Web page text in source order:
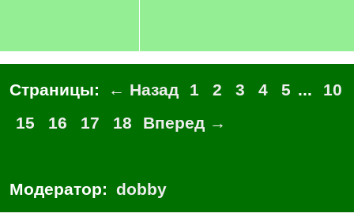
Страницы: ← Назад 1 2 3 4 5 ...
10
15
16 17 18 Вперед →
Модератор: dobby